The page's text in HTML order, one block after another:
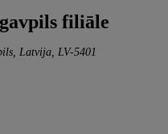
filiāle
Latvija, LV-5401